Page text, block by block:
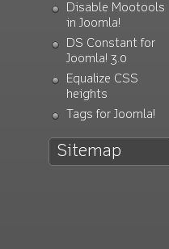
Disable Mootools
in Joomla!
DS Constant for
Joomla! 3.0
Equalize CSS
heights
Tags for Joomla!
Sitemap